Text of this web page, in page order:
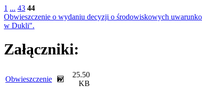
1 ... 43 44
Obwieszczenie o wydaniu decyzji o środowiskowych
w Dukli".
Załączniki:
Obwieszczenie
25.50
KB